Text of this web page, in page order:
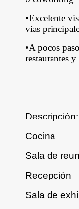
•Excelente
vías
•A pocos
restaurantes
Cocina
Sala de
Recepción
Sala de